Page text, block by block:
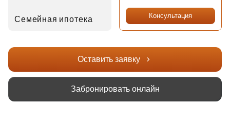
Семейная ипотека Консультация
Оставить заявку
Забронировать онлайн